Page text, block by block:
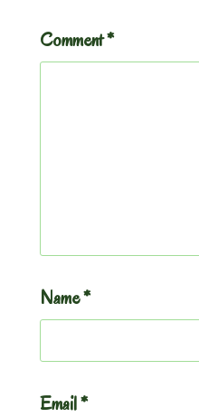
Comment*
Name*
Email*